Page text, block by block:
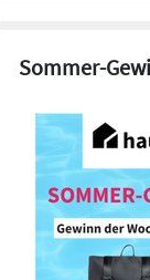
Sommer-